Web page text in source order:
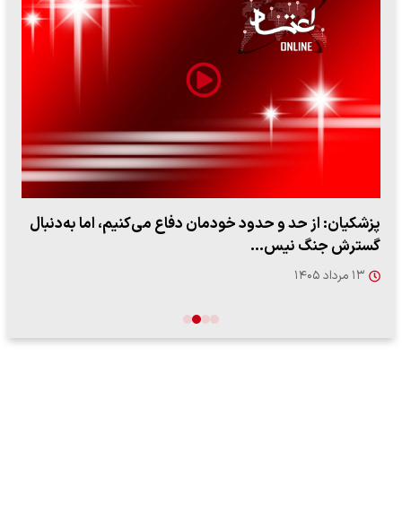
پزشکیان: از حد و حدود خودمان دفاع می‌کنیم، اما به‌دنبال
گسترش جنگ نیس…
۱۳ مرداد ۱۴۰۵